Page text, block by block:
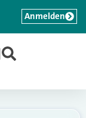
|
Anmelden